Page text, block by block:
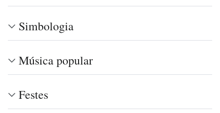
Simbologia
Música popular
Festes